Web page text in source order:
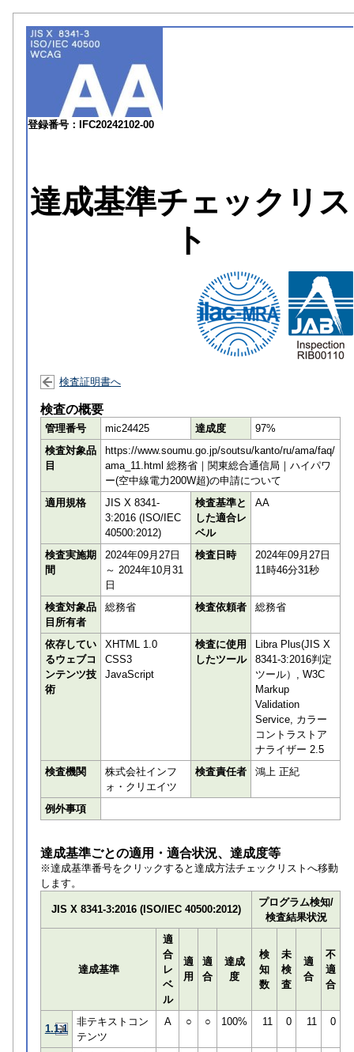
登録番号：IFC20242102-00
達成基準チェックリス
ト
検査証明書へ
検査の概要
管理番号 mic24425 達成度
97%
検査対象品
目
https://www.soumu.go.jp/soutsu/kanto/ru/ama/faq/
ama_11.html 総務省｜関東総合通信局｜ハイパワ
ー(空中線電力200W超)の申請について
適用規格
JIS X 8341-
3:2016 (ISO/IEC
40500:2012)
検査基準と
した適合レ
ベル
AA
検査実施期
間
2024年09月27日
～ 2024年10月31
日
検査日時
2024年09月27日
11時46分31秒
検査対象品
目所有者
総務省 検査依頼者 総務省
依存してい
るウェブコ
ンテンツ技
術
XHTML 1.0
CSS3
JavaScript
検査に使用
したツール
Libra Plus(JIS X
8341-3:2016判定
ツール）, W3C
Markup
Validation
Service, カラー
コントラストア
ナライザー 2.5
検査機関
株式会社インフ
ォ・クリエイツ
検査責任者 鴻上 正紀
例外事項
達成基準ごとの適用・適合状況、達成度等
※達成基準番号をクリックすると達成方法チェックリストへ移動
します。
JIS X 8341-3:2016 (ISO/IEC 40500:2012)
プログラム検知/
検査結果状況
達成基準
適
合
レ
ベ
ル
適
用
適
合
達成
度
検
知
数
未
検
査
適
合
不
適
合
1.1.1
非テキストコン
テンツ
A ○ ○ 100% 11 0 11 0